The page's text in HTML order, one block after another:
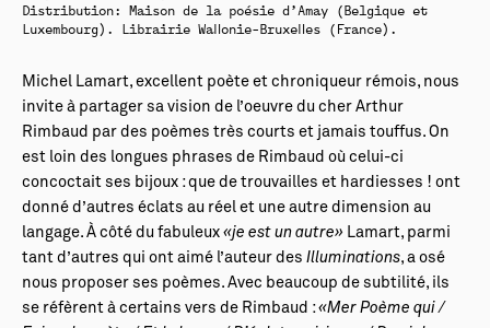
Distribution: Maison de la poésie d’Amay (Belgique et
Luxembourg). Librairie Wallonie-Bruxelles (France).
Michel Lamart, excellent poète et chroniqueur rémois, nous
invite à partager sa vision de l’oeuvre du cher Arthur
Rimbaud par des poèmes très courts et jamais touffus. On
est loin des longues phrases de Rimbaud où celui-ci
concoctait ses bijoux : que de trouvailles et hardiesses ! ont
donné d’autres éclats au réel et une autre dimension au
langage. À côté du fabuleux «je est un autre» Lamart, parmi
tant d’autres qui ont aimé l’auteur des Illuminations, a osé
nous proposer ses poèmes. Avec beaucoup de subtilité, ils
se réfèrent à certains vers de Rimbaud :«Mer Poème qui /